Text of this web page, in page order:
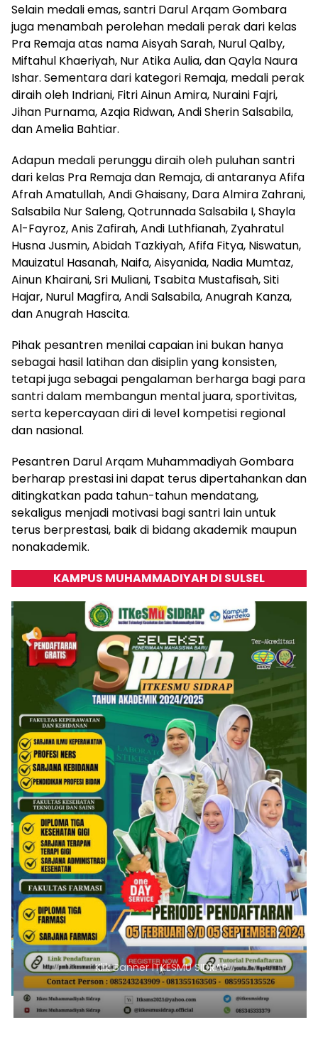
Selain medali emas, santri Darul Arqam Gombara
juga menambah perolehan medali perak dari kelas
Pra Remaja atas nama Aisyah Sarah, Nurul Qalby,
Miftahul Khaeriyah, Nur Atika Aulia, dan Qayla Naura
Ishar. Sementara dari kategori Remaja, medali perak
diraih oleh Indriani, Fitri Ainun Amira, Nuraini Fajri,
Jihan Purnama, Azqia Ridwan, Andi Sherin Salsabila,
dan Amelia Bahtiar.
Adapun medali perunggu diraih oleh puluhan santri
dari kelas Pra Remaja dan Remaja, di antaranya Afifa
Afrah Amatullah, Andi Ghaisany, Dara Almira Zahrani,
Salsabila Nur Saleng, Qotrunnada Salsabila I, Shayla
Al-Fayroz, Anis Zafirah, Andi Luthfianah, Zyahratul
Husna Jusmin, Abidah Tazkiyah, Afifa Fitya, Niswatun,
Mauizatul Hasanah, Naifa, Aisyanida, Nadia Mumtaz,
Ainun Khairani, Sri Muliani, Tsabita Mustafisah, Siti
Hajar, Nurul Magfira, Andi Salsabila, Anugrah Kanza,
dan Anugrah Hascita.
Pihak pesantren menilai capaian ini bukan hanya
sebagai hasil latihan dan disiplin yang konsisten,
tetapi juga sebagai pengalaman berharga bagi para
santri dalam membangun mental juara, sportivitas,
serta kepercayaan diri di level kompetisi regional
dan nasional.
Pesantren Darul Arqam Muhammadiyah Gombara
berharap prestasi ini dapat terus dipertahankan dan
ditingkatkan pada tahun-tahun mendatang,
sekaligus menjadi motivasi bagi santri lain untuk
terus berprestasi, baik di bidang akademik maupun
nonakademik.
KAMPUS MUHAMMADIYAH DI SULSEL
Klik Banner ITKESMU SIDRAP